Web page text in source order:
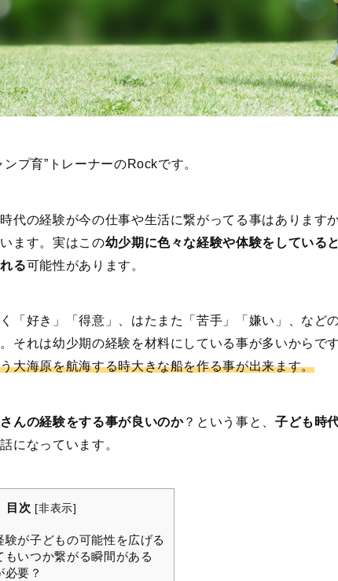
ンプ育”トレーナーのRockです。
代の経験が今の仕事や生活に繋がってる事はあります
ます。実はこの幼少期に色々な経験や体験をしている
る可能性があります。
「好き」「得意」、はたまた「苦手」「嫌い」、など
それは幼少期の経験を材料にしている事が多いからで
大海原を航海する時大きな船を作る事が出来ます。
んの経験をする事が良いのか？という事と、 子ども時
になっています。
目次 [非表示]
験が子どもの可能性を広げる
もいつか繋がる瞬間がある
必要？